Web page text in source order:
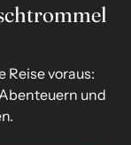
Reise voraus:
und